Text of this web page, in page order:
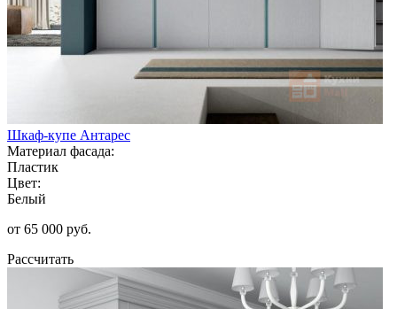
Шкаф-купе Антарес
Материал фасада:
Пластик
Цвет:
Белый
от 65 000 руб.
Рассчитать